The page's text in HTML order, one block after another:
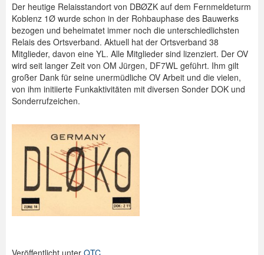
Der heutige Relaisstandort von DBØZK auf dem Fernmeldeturm
Koblenz 1Ø wurde schon in der Rohbauphase des Bauwerks
bezogen und beheimatet immer noch die unterschiedlichsten
Relais des Ortsverband. Aktuell hat der Ortsverband 38
Mitglieder, davon eine YL. Alle Mitglieder sind lizenziert. Der OV
wird seit langer Zeit von OM Jürgen, DF7WL geführt. Ihm gilt
großer Dank für seine unermüdliche OV Arbeit und die vielen,
von ihm initiierte Funkaktivitäten mit diversen Sonder DOK und
Sonderrufzeichen.